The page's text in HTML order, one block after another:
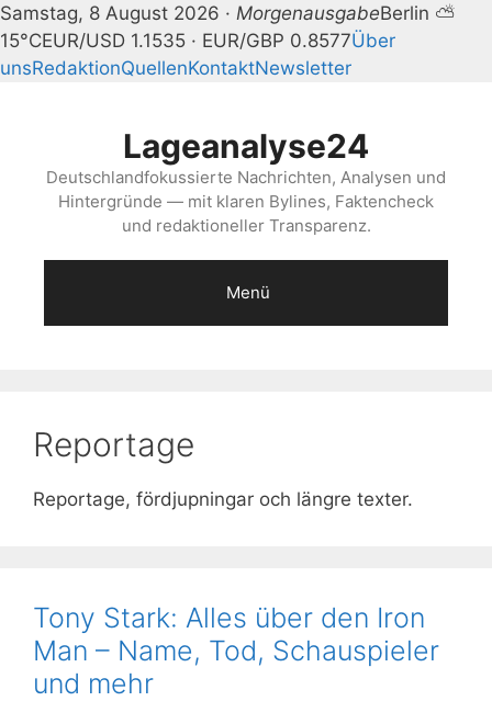
Samstag, 8 August 2026 · MorgenausgabeBerlin ⛅
15°CEUR/USD 1.1535 · EUR/GBP 0.8577Über
unsRedaktionQuellenKontaktNewsletter
Lageanalyse24
Deutschlandfokussierte Nachrichten, Analysen und
Hintergründe — mit klaren Bylines, Faktencheck
und redaktioneller Transparenz.
Menü
Reportage
Reportage, fördjupningar och längre texter.
Tony Stark: Alles über den Iron
Man – Name, Tod, Schauspieler
und mehr